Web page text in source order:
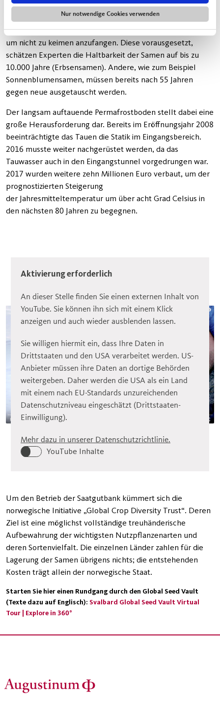
Nur notwendige Cookies verwenden
Noah für Pflanzen“ oder erkennen in der frostigen Reserve
eine Lebensversicherung für die mehr als acht Milliarden
Menschen dieser Erde. Die Kälte brauchen sie unbedingt,
um nicht zu keimen anzufangen. Diese vorausgesetzt,
schätzen Experten die Haltbarkeit der Samen auf bis zu
10.000 Jahre (Erbsensamen). Andere, wie zum Beispiel
Sonnenblumensamen, müssen bereits nach 55 Jahren
gegen neue ausgetauscht werden.
Der langsam auftauende Permafrostboden stellt dabei eine
große Herausforderung dar. Bereits im Eröffnungsjahr 2008
beeinträchtigte das Tauen die Statik im Eingangsbereich.
2016 musste weiter nachgerüstet werden, da das
Tauwasser auch in den Eingangstunnel vorgedrungen war.
2017 wurden weitere zehn Millionen Euro verbaut, um der
prognostizierten Steigerung
der Jahresmitteltemperatur um über acht Grad Celsius in
den nächsten 80 Jahren zu begegnen.
Aktivierung erforderlich
An dieser Stelle finden Sie einen externen Inhalt von
YouTube. Sie können ihn sich mit einem Klick
anzeigen und auch wieder ausblenden lassen.
Sie willigen hiermit ein, dass Ihre Daten in
Drittstaaten und den USA verarbeitet werden. US-
Anbieter müssen ihre Daten an dortige Behörden
weitergeben. Daher werden die USA als ein Land
mit einem nach EU-Standards unzureichenden
Datenschutzniveau eingeschätzt (Drittstaaten-
Einwilligung).
Mehr dazu in unserer Datenschutzrichtlinie.
YouTube Inhalte
Um den Betrieb der Saatgutbank kümmert sich die
norwegische Initiative „Global Crop Diversity Trust“. Deren
Ziel ist eine möglichst vollständige treuhänderische
Aufbewahrung der wichtigsten Nutzpflanzenarten und
deren Sortenvielfalt. Die einzelnen Länder zahlen für die
Lagerung der Samen übrigens nichts; die entstehenden
Kosten trägt allein der norwegische Staat.
Starten Sie hier einen Rundgang durch den Global Seed Vault
(Texte dazu auf Englisch): Svalbard Global Seed Vault Virtual
Tour | Explore in 360°